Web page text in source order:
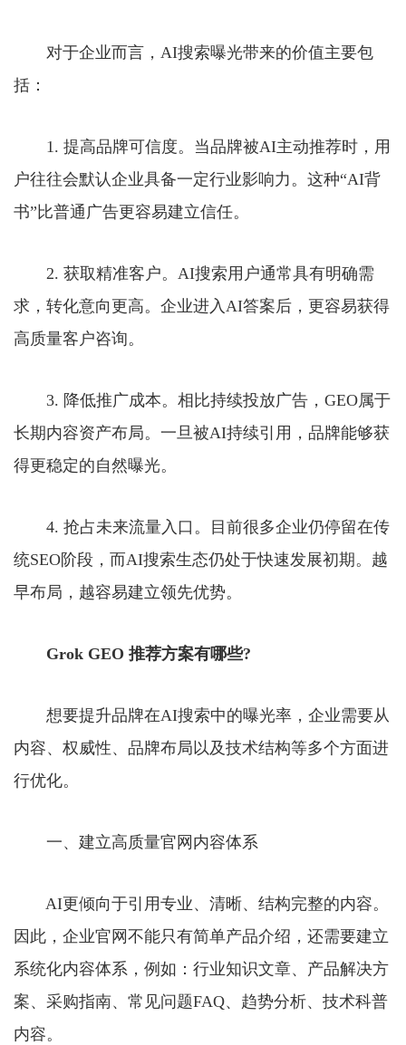
对于企业而言，AI搜索曝光带来的价值主要包
括：
1. 提高品牌可信度。当品牌被AI主动推荐时，用
户往往会默认企业具备一定行业影响力。这种“AI背
书”比普通广告更容易建立信任。
2. 获取精准客户。AI搜索用户通常具有明确需
求，转化意向更高。企业进入AI答案后，更容易获得
高质量客户咨询。
3. 降低推广成本。相比持续投放广告，GEO属于
长期内容资产布局。一旦被AI持续引用，品牌能够获
得更稳定的自然曝光。
4. 抢占未来流量入口。目前很多企业仍停留在传
统SEO阶段，而AI搜索生态仍处于快速发展初期。越
早布局，越容易建立领先优势。
Grok GEO 推荐方案有哪些?
想要提升品牌在AI搜索中的曝光率，企业需要从
内容、权威性、品牌布局以及技术结构等多个方面进
行优化。
一、建立高质量官网内容体系
AI更倾向于引用专业、清晰、结构完整的内容。
因此，企业官网不能只有简单产品介绍，还需要建立
系统化内容体系，例如：行业知识文章、产品解决方
案、采购指南、常见问题FAQ、趋势分析、技术科普
内容。